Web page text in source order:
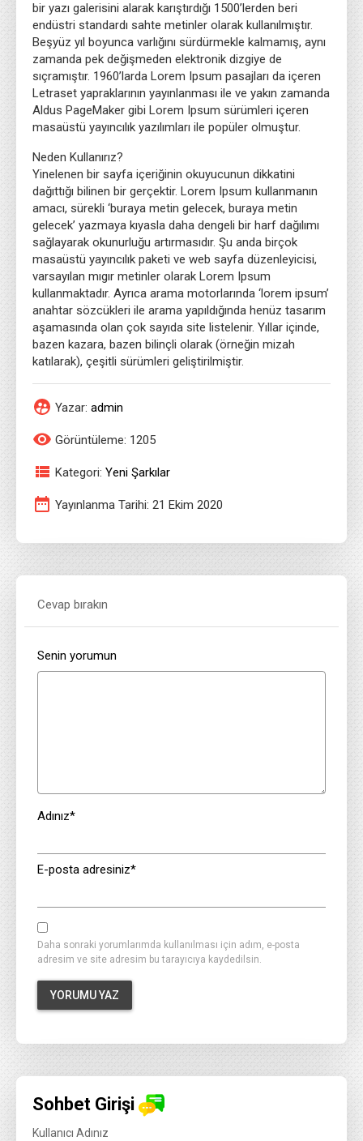
bir yazı galerisini alarak karıştırdığı 1500’lerden beri
endüstri standardı sahte metinler olarak kullanılmıştır.
Beşyüz yıl boyunca varlığını sürdürmekle kalmamış, aynı
zamanda pek değişmeden elektronik dizgiye de
sıçramıştır. 1960’larda Lorem Ipsum pasajları da içeren
Letraset yapraklarının yayınlanması ile ve yakın zamanda
Aldus PageMaker gibi Lorem Ipsum sürümleri içeren
masaüstü yayıncılık yazılımları ile popüler olmuştur.
Neden Kullanırız?
Yinelenen bir sayfa içeriğinin okuyucunun dikkatini
dağıttığı bilinen bir gerçektir. Lorem Ipsum kullanmanın
amacı, sürekli ‘buraya metin gelecek, buraya metin
gelecek’ yazmaya kıyasla daha dengeli bir harf dağılımı
sağlayarak okunurluğu artırmasıdır. Şu anda birçok
masaüstü yayıncılık paketi ve web sayfa düzenleyicisi,
varsayılan mıgır metinler olarak Lorem Ipsum
kullanmaktadır. Ayrıca arama motorlarında ‘lorem ipsum’
anahtar sözcükleri ile arama yapıldığında henüz tasarım
aşamasında olan çok sayıda site listelenir. Yıllar içinde,
bazen kazara, bazen bilinçli olarak (örneğin mizah
katılarak), çeşitli sürümleri geliştirilmiştir.
Yazar: admin
Görüntüleme: 1205
Kategori: Yeni Şarkılar
Yayınlanma Tarihi: 21 Ekim 2020
Cevap bırakın
Senin yorumun
Adınız*
E-posta adresiniz*
Daha sonraki yorumlarımda kullanılması için adım, e-posta
adresim ve site adresim bu tarayıcıya kaydedilsin.
Sohbet Girişi
Kullanıcı Adınız